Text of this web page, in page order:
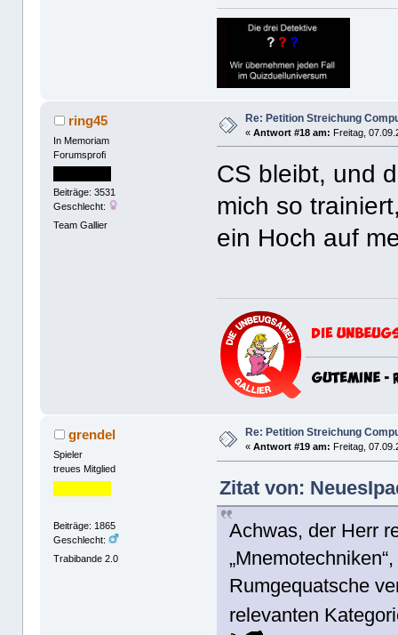
ring45
In Memoriam
Forumsprofi
Beiträge: 3531
Geschlecht:
Team Gallier
Re: Petition Streichung
«Antwort #18 am: Freitag,
CS bleibt, und
mich so
ein Hoch auf
grendel
Spieler
treues Mitglied
Beiträge: 1865
Geschlecht:
Trabibande 2.0
Re: Petition Streichung
«Antwort #19 am: Freitag,
Zitat von:
Achwas, der Herr
Rumgequatsche
relevanten